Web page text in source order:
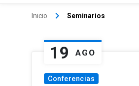
Inicio keyboard_arrow_right Seminarios
19 AGO
Conferencias